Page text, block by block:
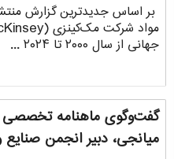
بر اساس جدیدترین گزارش
جهانی از سال ۲۰۰۰ تا ۲۰۲۴ ...
گفت‌وگوی ماهنامه
‌میانجی، دبیر انجمن